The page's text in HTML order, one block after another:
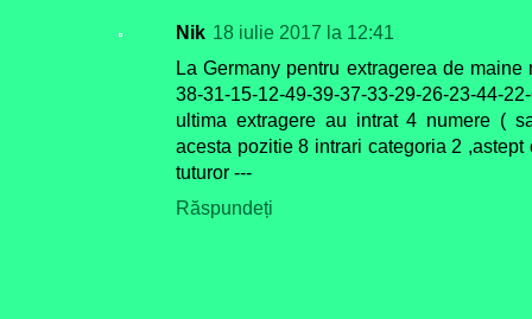
Nik 18 iulie 2017 la 12:41
La Germany pentru extragerea de
38-31-15-12-49-39-37-33-29-26-23-44-
ultima extragere au intrat 4 numere (
acesta pozitie 8 intrari categoria 2
tuturor ---
Răspundeți